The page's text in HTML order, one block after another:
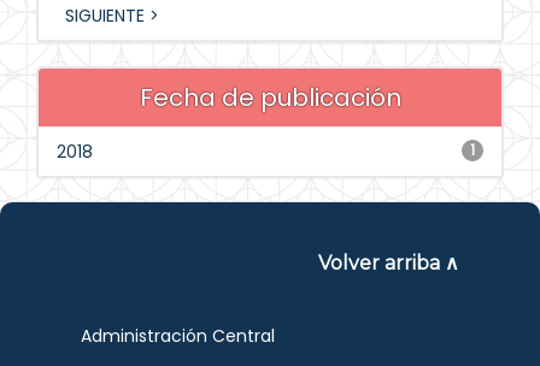
SIGUIENTE >
Fecha de publicación
1
2018
Volver arriba ∧
Administración Central